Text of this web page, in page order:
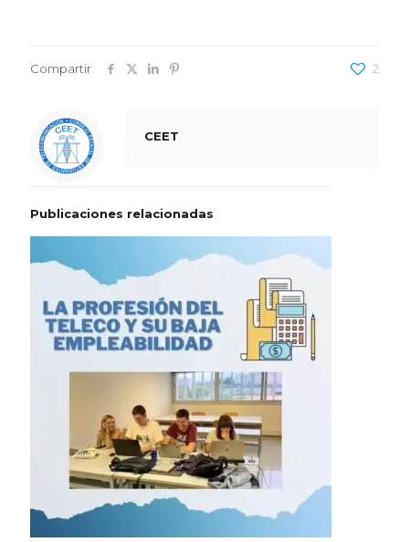
Compartir 2
CEET
Publicaciones relacionadas